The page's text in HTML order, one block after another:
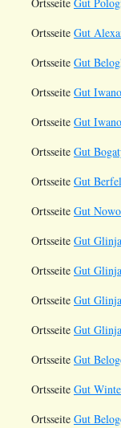
Ortsseite Gut
Ortsseite Gut
Ortsseite Gut
Ortsseite Gut
Ortsseite Gut
Ortsseite Gut
Ortsseite Gut
Ortsseite Gut
Ortsseite Gut
Ortsseite Gut
Ortsseite Gut
Ortsseite Gut
Ortsseite Gut
Ortsseite Gut
Ortsseite Gut